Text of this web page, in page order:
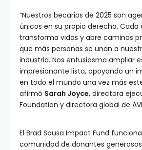
“Nuestros becarios de 2025 son
únicos en su propio derecho. Cada
transforma vidas y abre caminos
que más personas se unan a
industria. Nos entusiasma ampliar
impresionante lista, apoyando un
en todo el mundo una vez más
afirmó Sarah Joyce, directora
Foundation y directora global de
El Brad Sousa Impact Fund
comunidad de donantes